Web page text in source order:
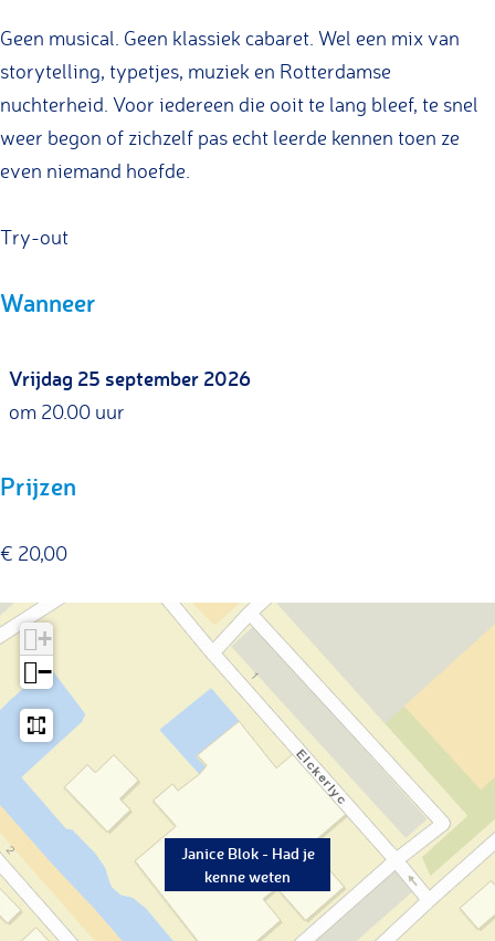
n
e
w
e
t
e
n
n
e
w
Geen musical. Geen klassiek cabaret. Wel een mix van
storytelling, typetjes, muziek en Rotterdamse
nuchterheid. Voor iedereen die ooit te lang bleef, te snel
weer begon of zichzelf pas echt leerde kennen toen ze
even niemand hoefde.
Try-out
Wanneer
Vrijdag 25 september 2026
om 20.00 uur
Prijzen
€ 20,00
Janice Blok - Had je
kenne weten
+
−